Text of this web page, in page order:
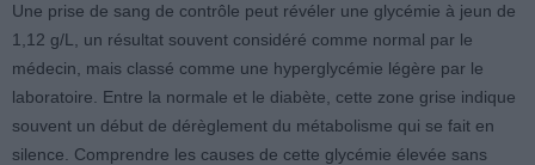
Une prise de sang de contrôle peut révéler une glycémie à jeun de
1,12 g/L, un résultat souvent considéré comme normal par le
médecin, mais classé comme une hyperglycémie légère par le
laboratoire. Entre la normale et le diabète, cette zone grise indique
souvent un début de dérèglement du métabolisme qui se fait en
silence. Comprendre les causes de cette glycémie élevée sans